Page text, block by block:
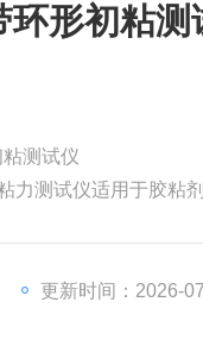
环形初粘测
测试仪
力测试仪适用于胶粘
更新时间：2026-